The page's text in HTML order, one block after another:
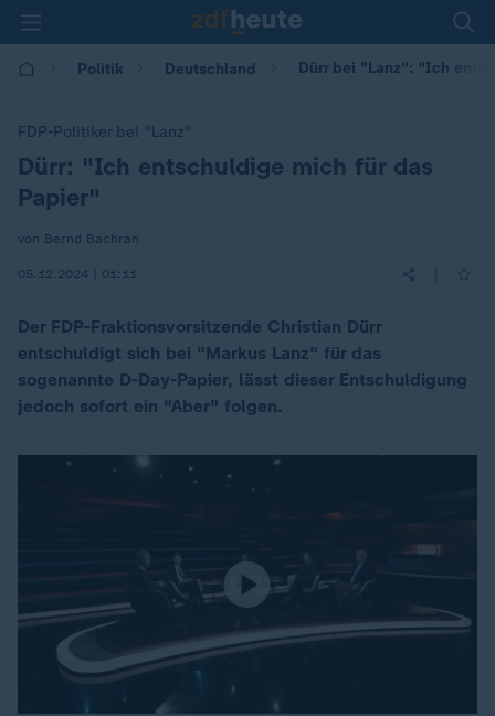
Politik Deutschland Dürr bei "Lanz": "Ich
FDP-Politiker bei "Lanz"
:Dürr: "Ich entschuldige mich für das
Papier"
von Bernd Bachran
05.12.2024 | 01:11
Der FDP-Fraktionsvorsitzende Christian Dürr
entschuldigt sich bei "Markus Lanz" für das
sogenannte D-Day-Papier, lässt dieser Entschuldigung
jedoch sofort ein "Aber" folgen.